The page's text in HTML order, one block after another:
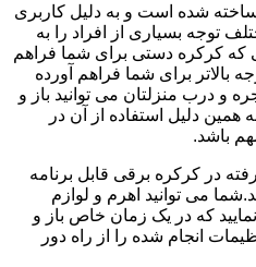
شده است و به دلیل کاربری
توجه بسیاری از افراد را به
که کرکره دستی برای شما فراهم
بالاتر برای شما فراهم آورده
و درب منزلتان می توانید باز و
همین دلیل استفاده از آن در
باشد.
در کرکره برقی قابل برنامه
می توانید اهرم و لوازم
نمایید که در یک زمان خاص باز و
انجام شده را از راه دور